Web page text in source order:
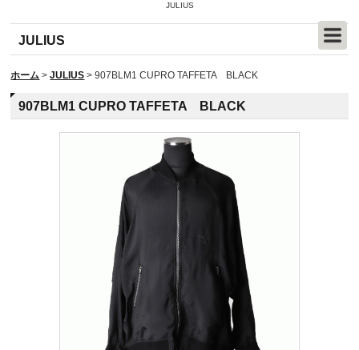
JULIUS
JULIUS
ホーム > JULIUS > 907BLM1 CUPRO TAFFETA BLACK
907BLM1 CUPRO TAFFETA BLACK